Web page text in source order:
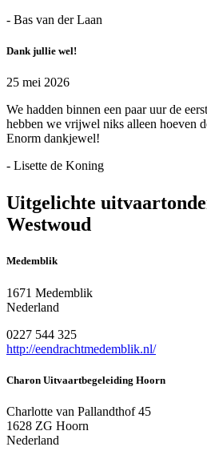
- Bas van der Laan
Dank jullie wel!
25 mei 2026
We hadden binnen een paar uur de
hebben we vrijwel niks alleen hoeven
Enorm dankjewel!
- Lisette de Koning
Uitgelichte
Westwoud
Medemblik
1671 Medemblik
Nederland
0227 544 325
http://eendrachtmedemblik.nl/
Charon Uitvaartbegeleiding Hoorn
Charlotte van Pallandthof 45
1628 ZG Hoorn
Nederland